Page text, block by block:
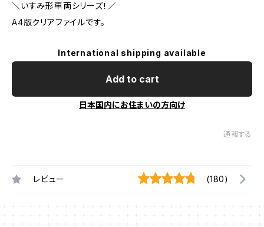
＼いすみ形車両シリーズ！／
A4版クリアファイルです。
International shipping available
Add to cart
日本国内にお住まいの方向け
通報する
レビュー (180)